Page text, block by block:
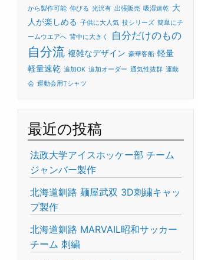
から製作可能 伸びる 光沢有 出張販売 吸湿速乾 大
人が楽しめる 子供に大人気 技シリーズ 簡単にチ
ームウエアへ 背中に大きく 自分だけのもの
自分流 複雑なデザイン 豪華客船 軽量
軽量速乾 追加OK 追加オーダー 通気性抜群 運動
会 運動会用Tシャツ
最近の投稿
法政大学アイスホッケー部 チーム
ジャンバー製作
北海道釧路 麺屋武双 3D刺繍キャッ
プ製作
北海道釧路 MARVAIL昭和サッカー
チーム 刺繍